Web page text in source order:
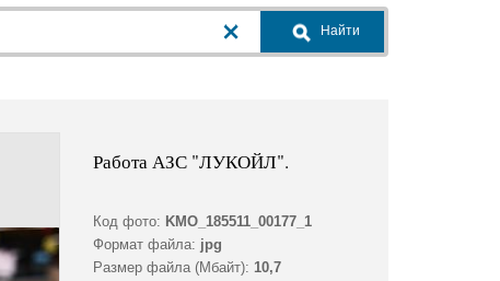
Найти
Работа АЗС "ЛУКОЙЛ".
Код фото: KMO_185511_00177_1
Формат файла: jpg
Размер файла (Мбайт): 10,7